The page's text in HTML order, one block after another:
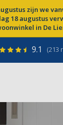
zijn we
18 augustus
in De
9.1 (213